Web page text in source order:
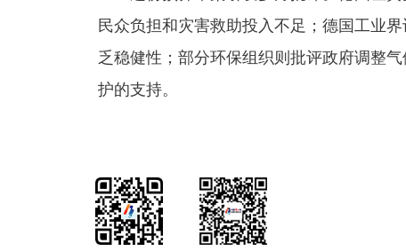
民众负担和灾害救助投入不足；德国工业
乏稳健性；部分环保组织则批评政府调整
护的支持。